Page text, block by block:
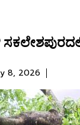
8, 2026